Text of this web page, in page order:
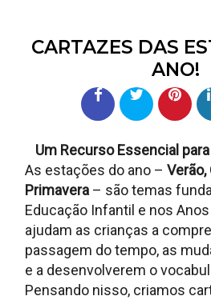
CARTAZES DAS
ANO!
Um Recurso Essencial
As estações do ano –Verão,
Primavera – são temas
Educação Infantil e nos
ajudam as crianças a
passagem do tempo, as
e a desenvolverem o
Pensando nisso, criamos